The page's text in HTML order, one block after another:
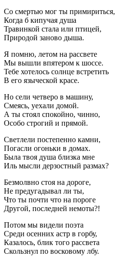
Со смертью мог ты примириться,
Когда б кипучая душа
Травинкой стала или птицей,
Природой заново дыша.
Я помню, летом на рассвете
Мы вышли впятером к шоссе.
Тебе хотелось солнце встретить
В его языческой красе.
Но сели четверо в машину,
Смеясь, уехали домой.
А ты стоял спокойно, чинно,
Особо строгий и прямой.
Светлели постепенно камни,
Погасли огоньки в домах.
Была твоя душа близка мне
Иль мысли дерзостный размах?
Безмолвно стоя на дороге,
Не предугадывал ли ты,
Что ты почти что на пороге
Другой, последней немоты?!
Потом мы видели поэта
Среди осенних астр в горбу,
Казалось, блик того рассвета
Скользнул по восковому лбу.